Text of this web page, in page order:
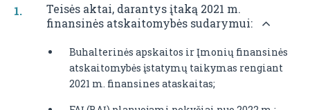
Teisės aktai, darantys įtaką 2021 m.
finansinės atskaitomybės sudarymui:
Buhalterinės apskaitos ir Įmonių finansinės
atskaitomybės įstatymų taikymas rengiant
2021 m. finansines ataskaitas;